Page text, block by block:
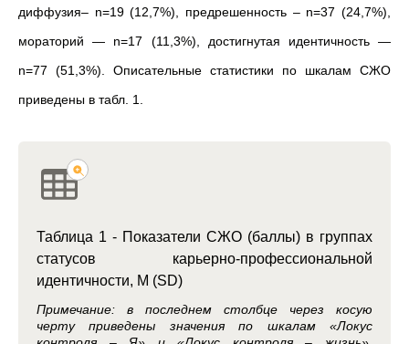
диффузия– n=19 (12,7%), предрешенность – n=37 (24,7%),
мораторий — n=17 (11,3%), достигнутая идентичность —
n=77 (51,3%). Описательные статистики по шкалам СЖО
приведены в табл. 1.
Таблица 1 - Показатели СЖО (баллы) в группах
статусов карьерно-профессиональной
идентичности, M (SD)
Примечание: в последнем столбце через косую
черту приведены значения по шкалам «Локус